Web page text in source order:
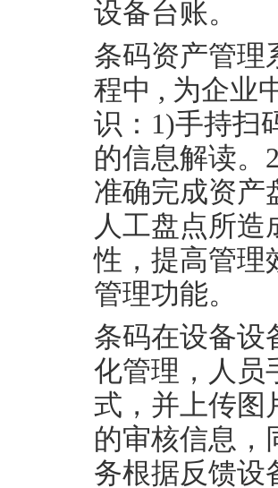
设备台账。
条码资产管理
程中 , 为企业
识：1)手持扫
的信息解读。
准确完成资产
人工盘点所
性，提高管理
管理功能。
条码在设备设
化管理，人员
式，并上传图
的审核信息，
务根据反馈设